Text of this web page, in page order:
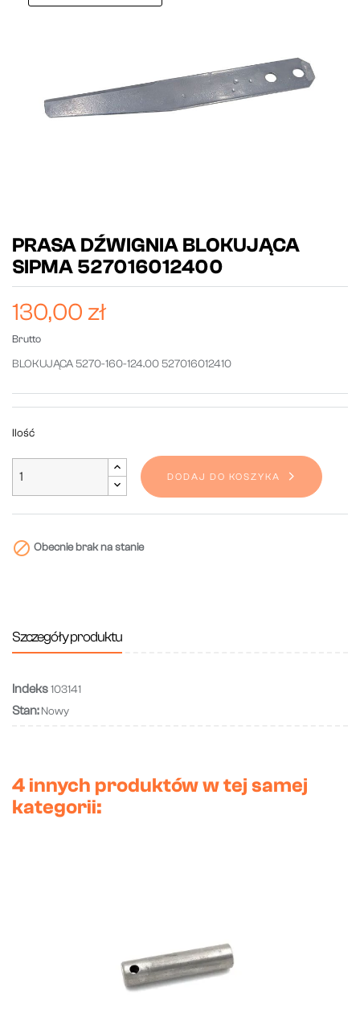
PRASA DŹWIGNIA BLOKUJĄCA
SIPMA 527016012400
130,00 zł
Brutto
BLOKUJĄCA 5270-160-124.00 527016012410
Ilość
DODAJ DO KOSZYKA
 Obecnie brak na stanie
Szczegóły produktu
Indeks103141
Stan: Nowy
4 innych produktów w tej samej
kategorii: